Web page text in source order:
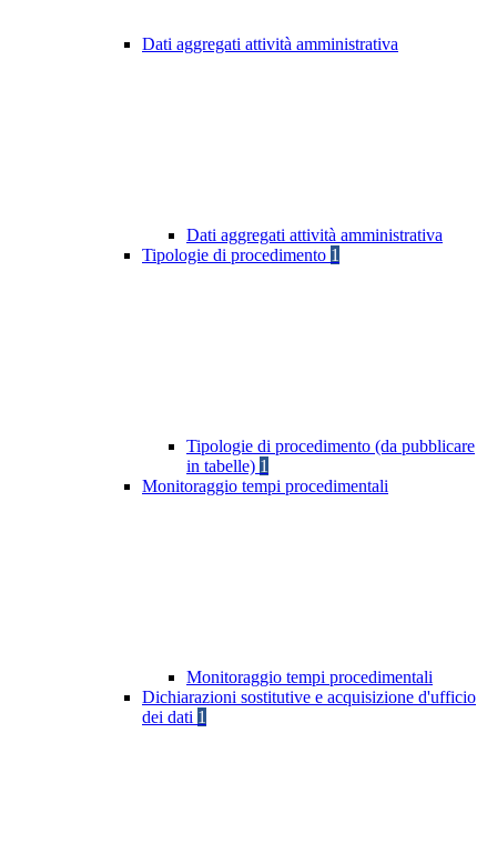
Dati aggregati attività amministrativa
Dati aggregati attività amministrativa
Tipologie di procedimento 1
Tipologie di procedimento (da pubblicare
in tabelle) 1
Monitoraggio tempi procedimentali
Monitoraggio tempi procedimentali
Dichiarazioni sostitutive e acquisizione d'ufficio
dei dati 1